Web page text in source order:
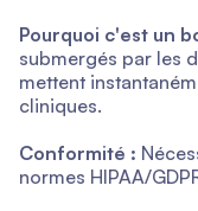
Pourquoi c'est un
submergés par les
mettent
cliniques.
Conformité :
normes HIPAA/